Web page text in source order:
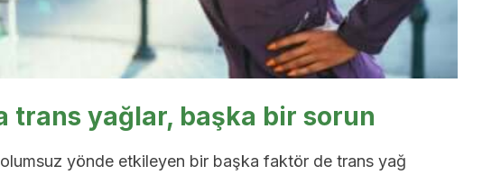
trans yağlar, başka bir sorun
yönde etkileyen bir başka faktör de trans yağ